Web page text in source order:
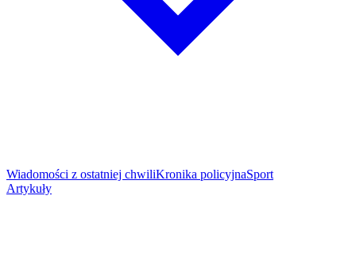
Wiadomości z ostatniej chwiliKronika policyjnaSport
Artykuły